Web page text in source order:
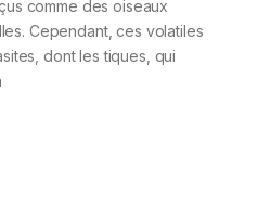
comme des oiseaux
Cependant, ces volatiles
dont les tiques, qui